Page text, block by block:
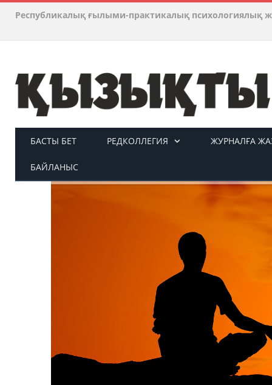
Республикалық ғылыми-практикалық психологиялық
БАСТЫ БЕТ РЕДКОЛЛЕГИЯ ЖУРНАЛҒА
БАЙЛАНЫС